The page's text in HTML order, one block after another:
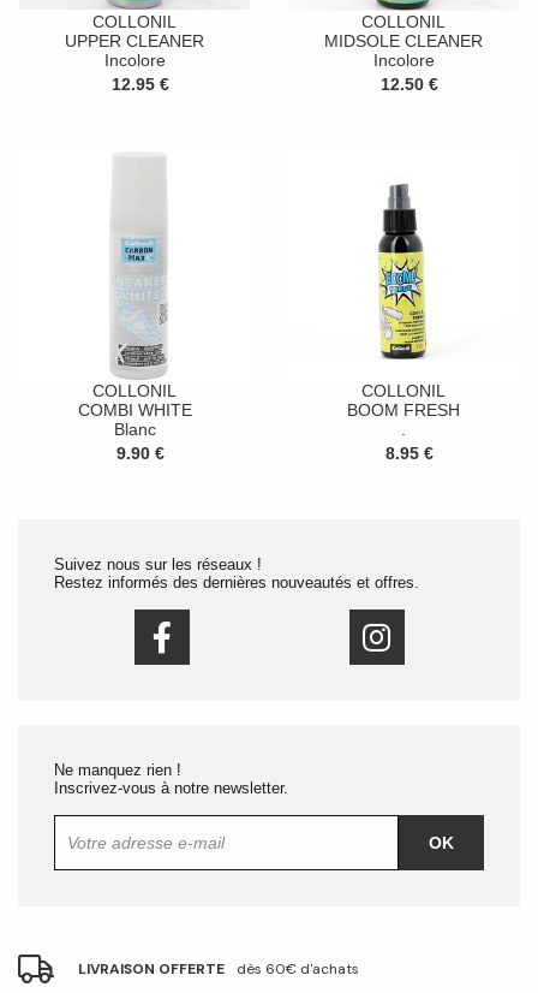
COLLONIL
UPPER CLEANER
Incolore
12.95 €
COLLONIL
MIDSOLE CLEANER
Incolore
12.50 €
COLLONIL
COMBI WHITE
Blanc
9.90 €
COLLONIL
BOOM FRESH
8.95 €
Suivez nous sur les réseaux !
Restez informés des dernières nouveautés et offres.
Ne manquez rien !
Inscrivez-vous à notre newsletter.
OK
LIVRAISON OFFERTE dès 60€ d'achats